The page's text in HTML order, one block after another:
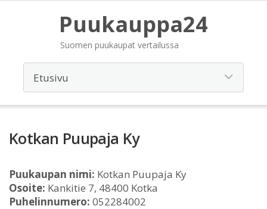
Puukauppa24
Suomen puukaupat vertailussa
Kotkan Puupaja Ky
Puukaupan nimi: Kotkan Puupaja Ky
Osoite: Kankitie 7, 48400 Kotka
Puhelinnumero: 052284002